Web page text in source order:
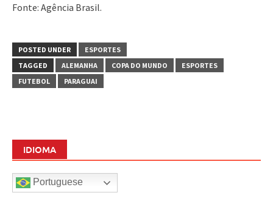
Fonte: Agência Brasil.
POSTED UNDER
ESPORTES
TAGGED
ALEMANHA COPA DO MUNDO
ESPORTES
FUTEBOL
PARAGUAI
IDIOMA
Portuguese